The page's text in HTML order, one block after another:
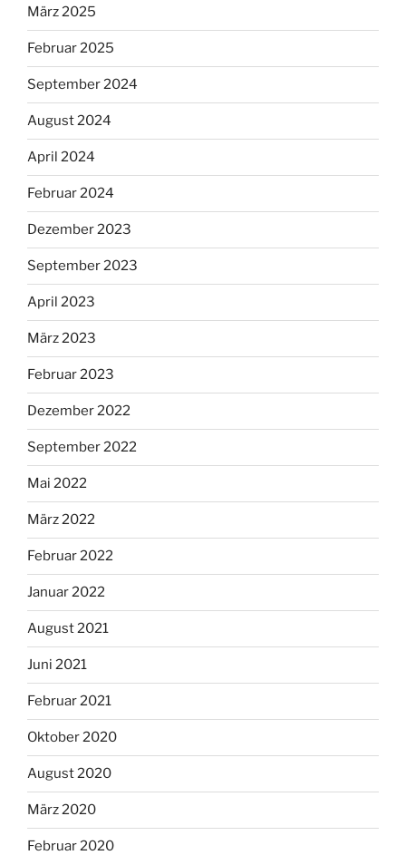
März 2025
Februar 2025
September 2024
August 2024
April 2024
Februar 2024
Dezember 2023
September 2023
April 2023
März 2023
Februar 2023
Dezember 2022
September 2022
Mai 2022
März 2022
Februar 2022
Januar 2022
August 2021
Juni 2021
Februar 2021
Oktober 2020
August 2020
März 2020
Februar 2020